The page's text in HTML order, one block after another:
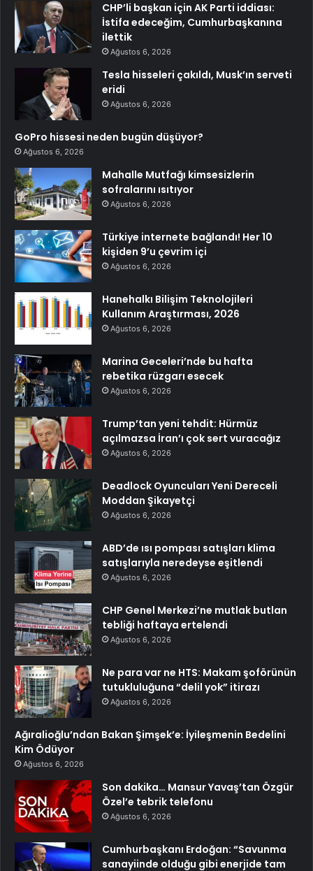
CHP’li başkan için AK Parti iddiası:
İstifa edeceğim, Cumhurbaşkanına
ilettik
Ağustos 6, 2026
Tesla hisseleri çakıldı, Musk’ın serveti
eridi
Ağustos 6, 2026
GoPro hissesi neden bugün düşüyor?
Ağustos 6, 2026
Mahalle Mutfağı kimsesizlerin
sofralarını ısıtıyor
Ağustos 6, 2026
Türkiye internete bağlandı! Her 10
kişiden 9’u çevrim içi
Ağustos 6, 2026
Hanehalkı Bilişim Teknolojileri
Kullanım Araştırması, 2026
Ağustos 6, 2026
Marina Geceleri’nde bu hafta
rebetika rüzgarı esecek
Ağustos 6, 2026
Trump’tan yeni tehdit: Hürmüz
açılmazsa İran’ı çok sert vuracağız
Ağustos 6, 2026
Deadlock Oyuncuları Yeni Dereceli
Moddan Şikayetçi
Ağustos 6, 2026
ABD’de ısı pompası satışları klima
satışlarıyla neredeyse eşitlendi
Ağustos 6, 2026
CHP Genel Merkezi’ne mutlak butlan
tebliği haftaya ertelendi
Ağustos 6, 2026
Ne para var ne HTS: Makam şoförünün
tutukluluğuna “delil yok” itirazı
Ağustos 6, 2026
Ağıralioğlu’ndan Bakan Şimşek’e: İyileşmenin Bedelini
Kim Ödüyor
Ağustos 6, 2026
Son dakika… Mansur Yavaş’tan Özgür
Özel’e tebrik telefonu
Ağustos 6, 2026
Cumhurbaşkanı Erdoğan: “Savunma
sanayiinde olduğu gibi enerjide tam